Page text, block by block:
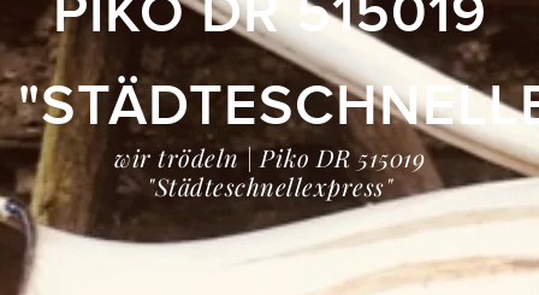
wir trödeln | Piko DR 515019
"Städteschnellexpress"